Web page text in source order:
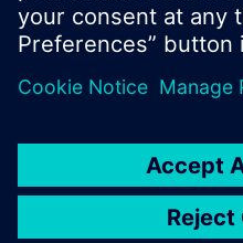
© Siemens Switzerland
Division - 2016
A termékválaszték és az
Biztonsági előírás
A felhasználás feltételei